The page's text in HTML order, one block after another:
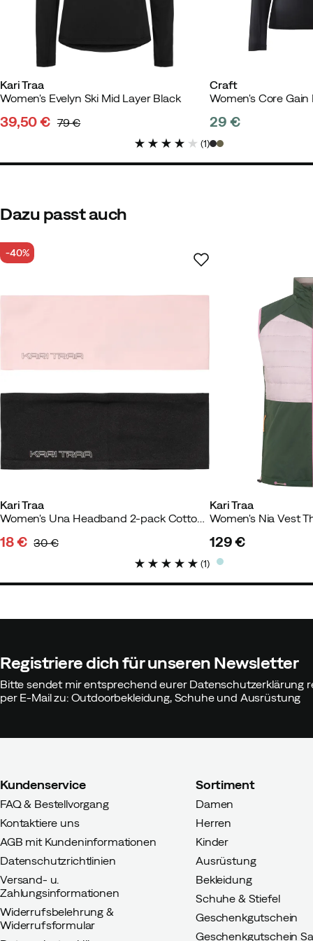
Kari Traa
Women's Evelyn Ski Mid Layer Black
39,50 € 79 €
(1)
Craft
Women's Core Gain
price
29 €
Dazu passt auch
Kari Traa
Women's Una Headband 2-pack Cotton Candy
-40%
18 € 30 €
(1)
Kari Traa
Women's Nia Vest
price
129 €
Registriere dich für unseren Newsletter
Bitte sendet mir entsprechend eurer Datenschutzerklärung
per E-Mail zu: Outdoorbekleidung, Schuhe und Ausrüstung
Kundenservice
FAQ & Bestellvorgang
Kontaktiere uns
AGB mit Kundeninformationen
Datenschutzrichtlinien
Versand- u.
Zahlungsinformationen
Widerrufsbelehrung &
Widerrufsformular
Sortiment
Damen
Herren
Kinder
Ausrüstung
Bekleidung
Schuhe & Stiefel
Geschenkgutschein
Geschenkgutschein